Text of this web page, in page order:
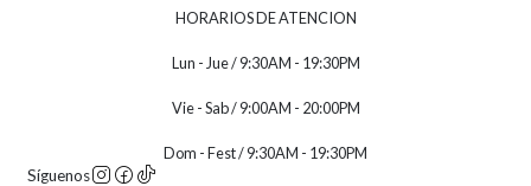
HORARIOS DE ATENCION
Lun - Jue / 9:30AM - 19:30PM
Vie - Sab / 9:00AM - 20:00PM
Dom - Fest / 9:30AM - 19:30PM
Síguenos